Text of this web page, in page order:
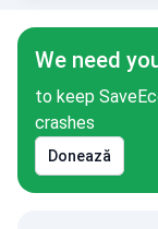
We need
to keep
crashes
Donează